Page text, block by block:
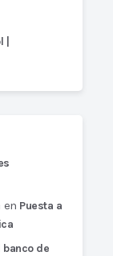
en Puesta a
banco de